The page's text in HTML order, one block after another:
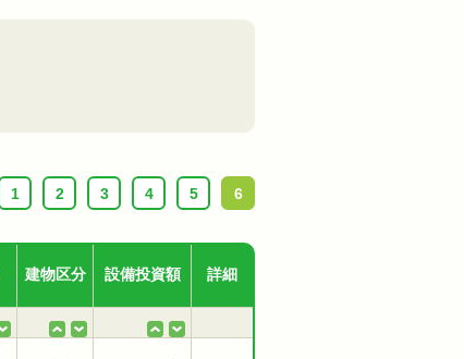
1 2 3 4 5 6
建物区分 設備投資額 詳細